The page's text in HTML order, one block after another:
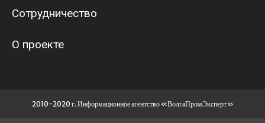
Сотрудничество
О проекте
2010-2020 г. Информационное агентство «ВолгаПромЭксперт»